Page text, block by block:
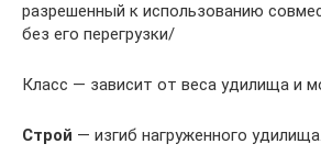
разрешенный к использованию
без его перегрузки/
Класс — зависит от веса удилища и
Строй — изгиб нагруженного удилища.